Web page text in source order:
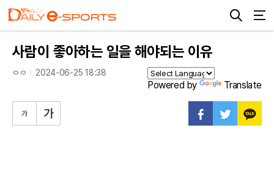
사람이 좋아하는 일을 해야되는 이유
ㅇㅇ 2024-06-25 18:38
Powered by Translate